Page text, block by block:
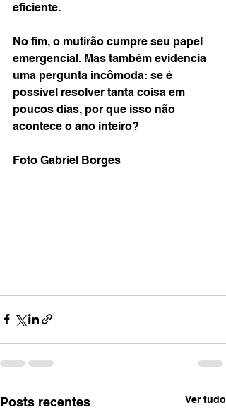
eficiente.
No fim, o mutirão cumpre seu papel
emergencial. Mas também evidencia
uma pergunta incômoda: se é
possível resolver tanta coisa em
poucos dias, por que isso não
acontece o ano inteiro?
Foto Gabriel Borges
Posts recentes Ver tudo